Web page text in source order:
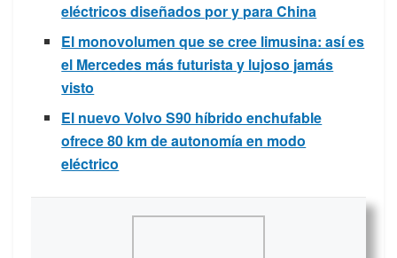
eléctricos diseñados por y para China
El monovolumen que se cree limusina: así es
el Mercedes más futurista y lujoso jamás
visto
El nuevo Volvo S90 híbrido enchufable
ofrece 80 km de autonomía en modo
eléctrico